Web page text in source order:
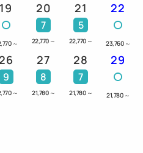
ッドのお部屋もございま
ください。
華／バーベキューのレス
から、当日お好みでお選び
グをお楽しみください。
19
～
20
7
22,770 ～
21
5
22,770 ～
22
23,760 ～
26
9
～
27
8
21,780 ～
28
7
21,780 ～
29
21,780 ～